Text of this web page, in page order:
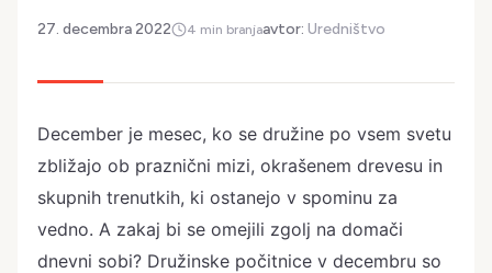
27. decembra 2022 4 min branjaavtor: Uredništvo
December je mesec, ko se družine po vsem svetu
zbližajo ob praznični mizi, okrašenem drevesu in
skupnih trenutkih, ki ostanejo v spominu za
vedno. A zakaj bi se omejili zgolj na domači
dnevni sobi? Družinske počitnice v decembru so